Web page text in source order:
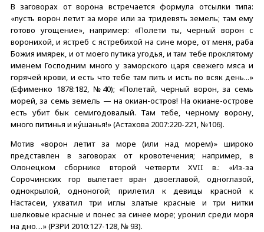
В заговорах от ворона встречается формула отсылки типа:
«пусть ворон летит за море или за тридевять земель; там ему
готово угощение», например: «Полети ты, черный ворон с
воронихой, и ястреб с ястребихой на сине море, от меня, раба
Божия имярек, и от моего путика угодья, и там тебе проклятому
именем Господним много у заморского царя свежего мяса и
горячей крови, и есть что тебе там пить и исть по всяк день...»
(Ефименко 1878:182, №40); «Полетай, черный ворон, за семь
морей, за семь земель — на окиан-остров! На окиане-острове
есть убит бык семигодовалый. Там тебе, черному ворону,
много питинья и кýшанья!» (Астахова 2007:220-221, №106).
Мотив «ворон летит за море (или над морем)» широко
представлен в заговорах от кровотечения; например, в
Олонецком сборнике второй четверти XVII в.: «Из-за
Сорочинских гор вылетает вран двоеглавой, одноглазой,
однокрылой, одноногой; прилетил к девицы красной к
Настасеи, ухватил три иглы златые красные и три нитки
шелковые красные и понес за синее море; уронил среди моря
на дно…» (РЗРИ 2010:127-128, № 93).